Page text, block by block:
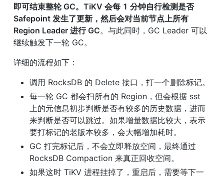
即可结束整轮 GC。TiKV 会每 1 分钟自行检测是否
Safepoint 发生了更新，然后会对当前节点上所有
Region Leader 进行 GC。与此同时，GC Leader 可以
继续触发下一轮 GC。
详细的流程如下：
调用 RocksDB 的 Delete 接口，打一个删除标记。
每一轮 GC 都会扫所有的 Region，但会根据 sst
上的元信息初步判断是否有较多的历史数据，进而
来判断是否可以跳过。如果增量数据比较大，表示
要打标记的老版本较多，会大幅增加耗时。
GC 打完标记后，不会立即释放空间，最终通过
RocksDB Compaction 来真正回收空间。
如果这时 TiKV 进程挂掉了，重启后，需要等下一